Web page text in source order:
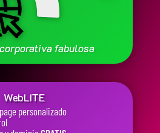
fabulosa
WebLITE
personalizado